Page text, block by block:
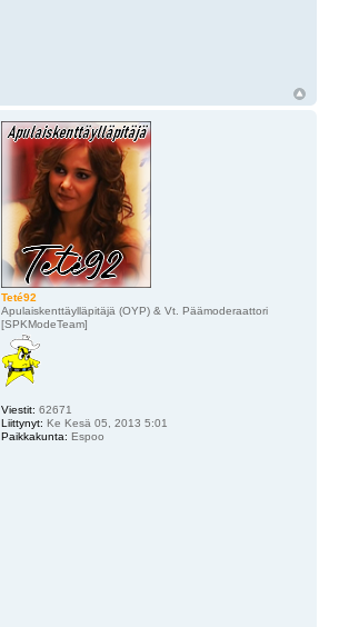
Teté92
Apulaiskenttäylläpitäjä (OYP) & Vt. Päämoderaattori
[SPKModeTeam]
Viestit: 62671
Liittynyt: Ke Kesä 05, 2013 5:01
Paikkakunta: Espoo